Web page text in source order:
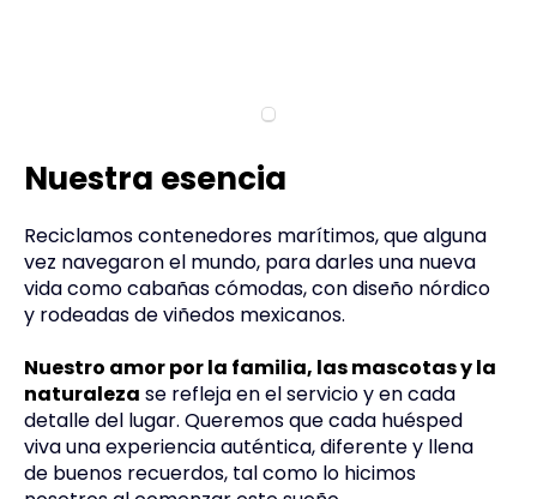
Nuestra esencia
Reciclamos contenedores marítimos, que alguna
vez navegaron el mundo, para darles una nueva
vida como cabañas cómodas, con diseño nórdico
y rodeadas de viñedos mexicanos.
Nuestro amor por la familia, las mascotas y la
naturaleza se refleja en el servicio y en cada
detalle del lugar. Queremos que cada huésped
viva una experiencia auténtica, diferente y llena
de buenos recuerdos, tal como lo hicimos